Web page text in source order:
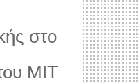
στο
MIT